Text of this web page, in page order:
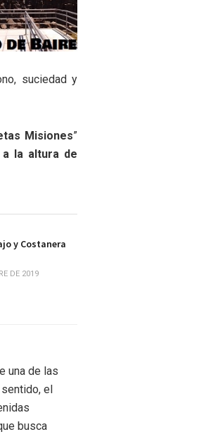
suciedad y
Misiones”
la altura de
y Costanera
DE 2019
una de las
el
busca